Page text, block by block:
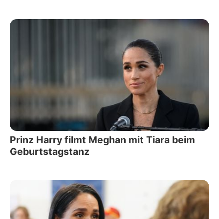
Prinz Harry filmt Meghan mit Tiara beim
Geburtstagstanz